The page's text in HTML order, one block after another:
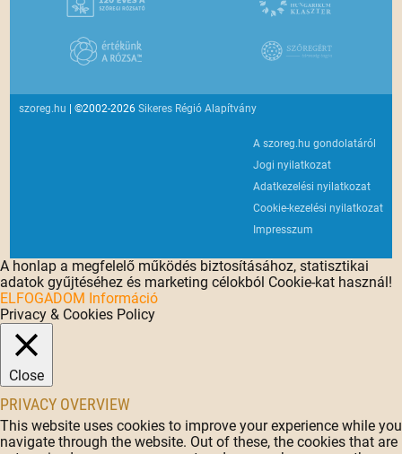
szoreg.hu | ©2002-2026Sikeres Régió Alapítvány
A szoreg.hu gondolatáról
Jogi nyilatkozat
Adatkezelési nyilatkozat
Cookie-kezelési nyilatkozat
Impresszum
A honlap a megfelelő működés biztosításához, statisztikai
adatok gyűjtéséhez és marketing célokból Cookie-kat használ!
ELFOGADOM Információ
Privacy & Cookies Policy
Close
PRIVACY OVERVIEW
This website uses cookies to improve your experience while you
navigate through the website. Out of these, the cookies that are